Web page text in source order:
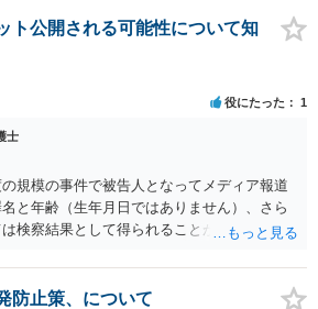
ト公開される可能性について知
役にたった 1
士
規模の事件で被告人となってメディア報道
と年齢（生年月日ではありません）、さら
検察結果として得られることが通常です。
防止策、について